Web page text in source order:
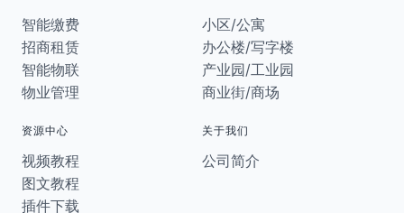
智能缴费
招商租赁
智能物联
物业管理
小区/公寓
办公楼/写字楼
产业园/工业园
商业街/商场
资源中心
视频教程
图文教程
插件下载
关于我们
公司简介